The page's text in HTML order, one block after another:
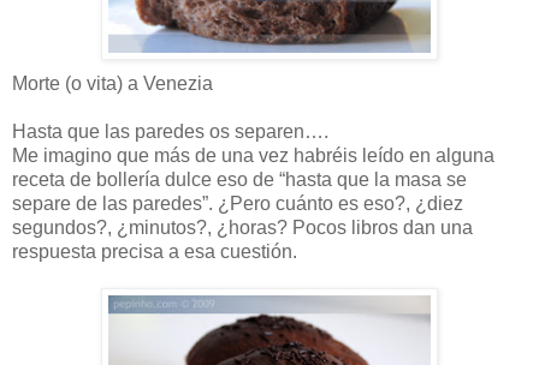
Morte (o vita) a Venezia
Hasta que las paredes os separen….
Me imagino que más de una vez habréis leído en alguna
receta de bollería dulce eso de “hasta que la masa se
separe de las paredes”. ¿Pero cuánto es eso?, ¿diez
segundos?, ¿minutos?, ¿horas? Pocos libros dan una
respuesta precisa a esa cuestión.